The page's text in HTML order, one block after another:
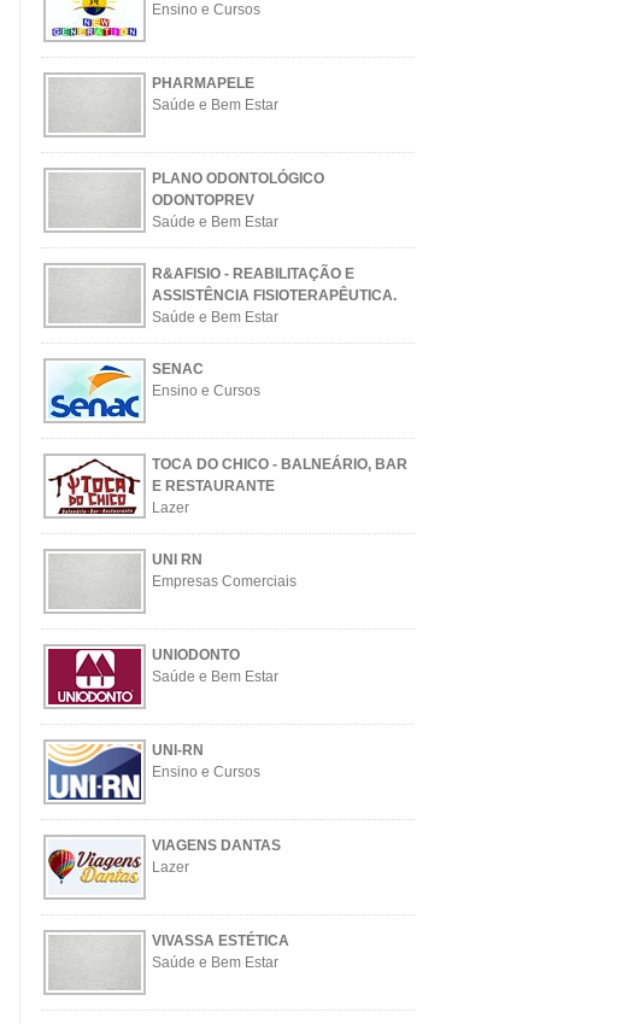
Ensino e Cursos
PHARMAPELE
Saúde e Bem Estar
PLANO ODONTOLÓGICO
ODONTOPREV
Saúde e Bem Estar
R&AFISIO - REABILITAÇÃO E
ASSISTÊNCIA FISIOTERAPÊUTICA.
Saúde e Bem Estar
SENAC
Ensino e Cursos
TOCA DO CHICO - BALNEÁRIO, BAR
E RESTAURANTE
Lazer
UNI RN
Empresas Comerciais
UNIODONTO
Saúde e Bem Estar
UNI-RN
Ensino e Cursos
VIAGENS DANTAS
Lazer
VIVASSA ESTÉTICA
Saúde e Bem Estar